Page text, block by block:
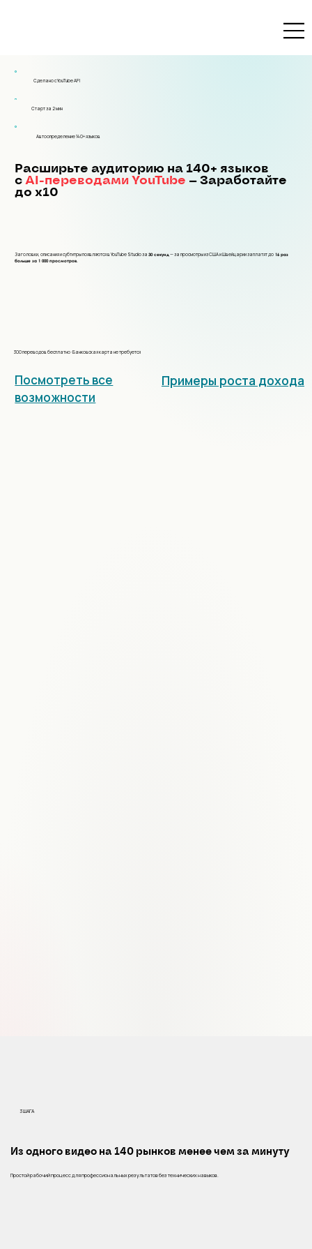
Сделано с YouTube API
Старт за 2 мин
Автоопределение 140+ языков
Расширьте аудиторию на 140+ языков
сAI-переводами YouTube — Заработайте
до x10
Заголовки, описания и субтитры появляются в YouTube Studio за30 секунд — за просмотры из США и Швейцарии заплатят до 16 раз
больше за 1 000 просмотров.
300 переводов бесплатно · Банковская карта не требуется
Посмотреть все
возможности
Примеры роста дохода
3 ШАГА
Из одного видео на 140 рынков менее чем за минуту
Простой рабочий процесс для профессиональных результатов без технических навыков.